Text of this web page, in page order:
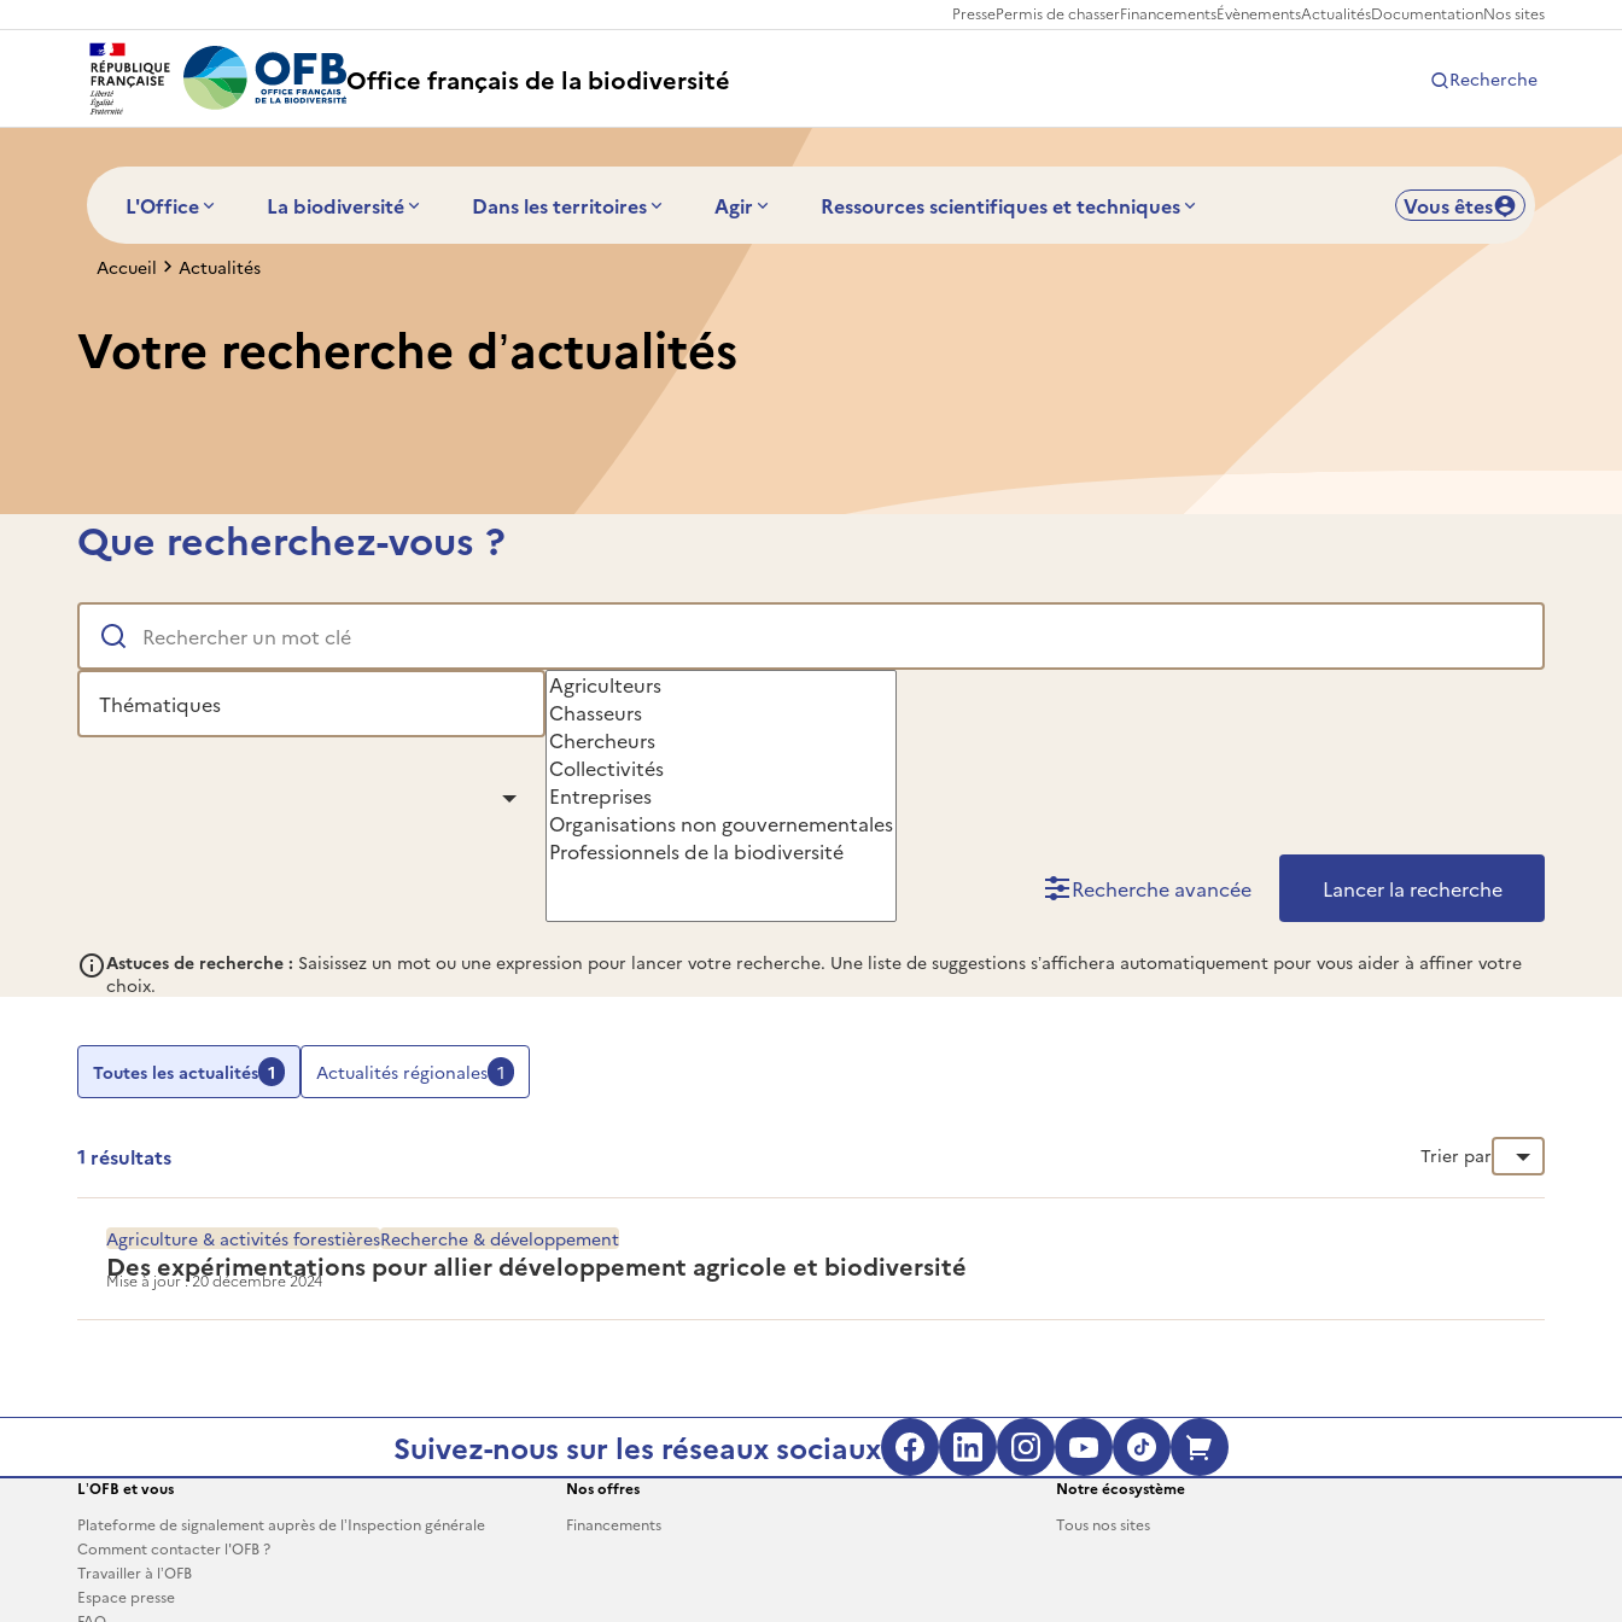
PressePermis de chasserFinancementsÉvènementsActualitésDocumentationNos sites
Office français de la biodiversité Recherche
L'Office La biodiversité Dans les territoires Agir Ressources scientifiques et techniques Vous êtes
Accueil Actualités
Votre recherche d’actualités
Que recherchez-vous ?
et projets
un mot clé
Thématiques
de
public
Recherche avancée
Astuces de recherche : Saisissez un mot ou une expression pour lancer votre recherche. Une liste de suggestions s’affichera automatiquement pour vous aider à affiner votre
choix.
Toutes les actualités 1 Actualités régionales 1
Trier par
1 résultats
Des expérimentations pour allier développement agricole et biodiversité
Agriculture & activités forestièresRecherche & développement
Mise à jour : 20 décembre 2024
Suivez-nous sur les réseaux sociaux
L’OFB et vous
Plateforme de signalement auprès de l’Inspection générale
Comment contacter l'OFB ?
Travailler à l’OFB
Espace presse
Nos offres
Financements
Notre écosystème
Tous nos sites